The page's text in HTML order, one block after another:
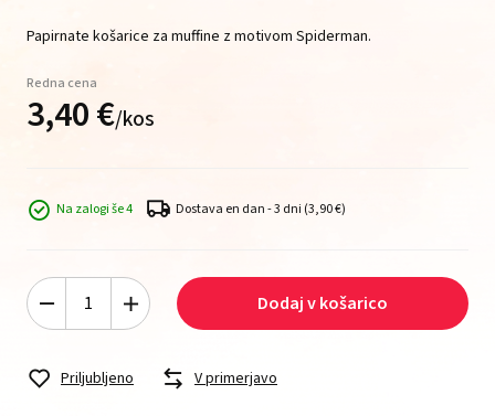
Papirnate košarice za muffine z motivom Spiderman.
Redna cena
3,40€/kos
Na zalogi še 4 Dostava en dan - 3 dni (3,90 €)
Dodaj v košarico
Priljubljeno V primerjavo